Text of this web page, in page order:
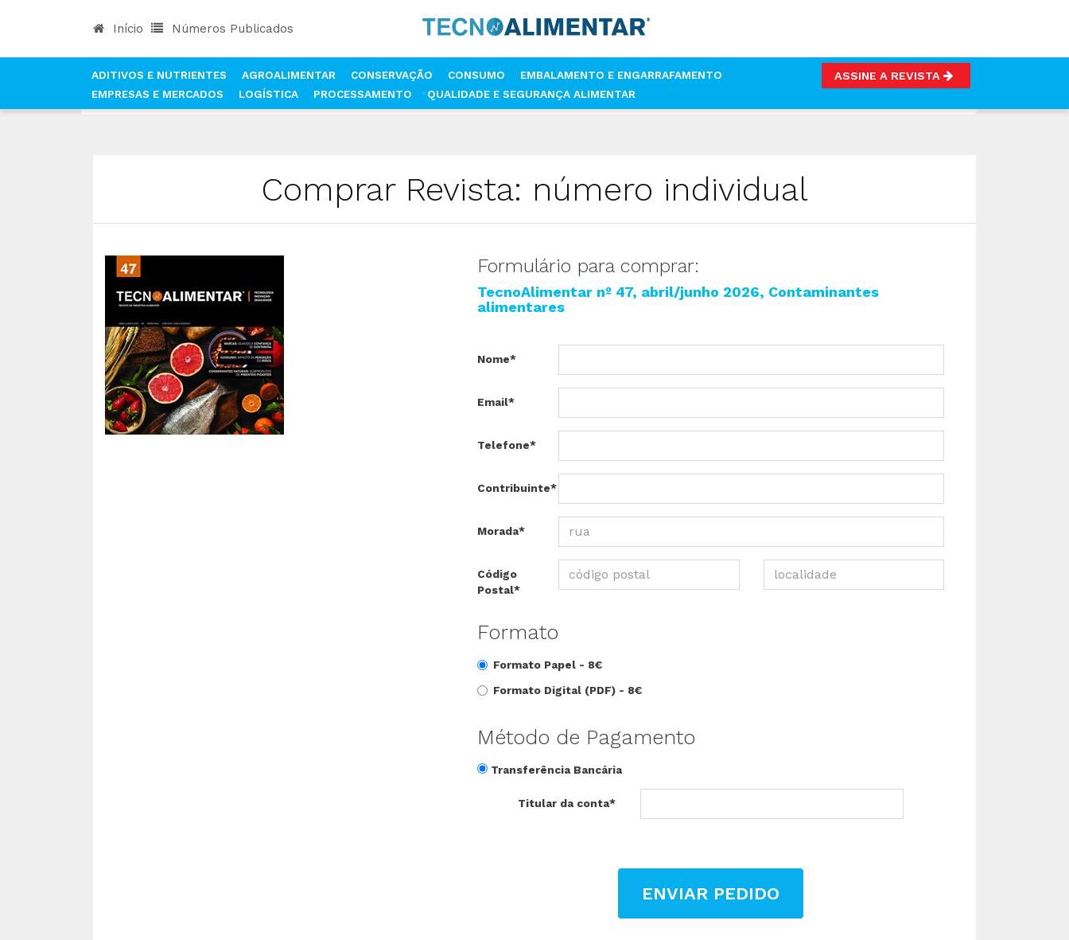
Início Números Publicados
ADITIVOS E NUTRIENTES AGROALIMENTAR CONSERVAÇÃO CONSUMO
EMBALAMENTO E ENGARRAFAMENTO
EMPRESAS E MERCADOS
LOGÍSTICA PROCESSAMENTO QUALIDADE E SEGURANÇA ALIMENTAR
ASSINE A REVISTA
Comprar Revista: número individual
Formulário para comprar:
TecnoAlimentar nº 47, abril/junho 2026, Contaminantes
alimentares
Nome*
Email*
Telefone*
Contribuinte*
Morada*
Código
Postal*
Formato
Formato Papel - 8€
Formato Digital (PDF) - 8€
Método de Pagamento
Transferência Bancária
Titular da conta*
ENVIAR PEDIDO